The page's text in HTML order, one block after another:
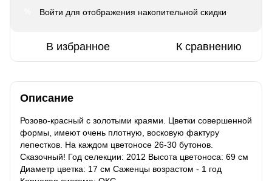
Войти для отображения накопительной скидки
В избранное К сравнению
Описание
Розово-красный с золотыми краями. Цветки совершенной
формы, имеют очень плотную, восковую фактуру
лепестков. На каждом цветоносе 26-30 бутонов.
Сказочный! Год селекции: 2012 Высота цветоноса: 69 см
Диаметр цветка: 17 см Саженцы возрастом - 1 год